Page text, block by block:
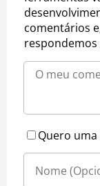
comentários
respondemos
Quero